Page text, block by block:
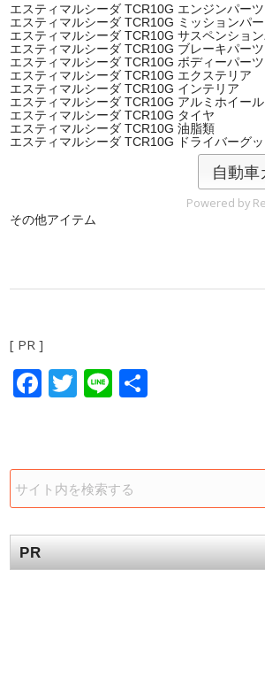
エスティマルシーダ TCR10G エンジンパーツ
エスティマルシーダ TCR10G ミッションパ
エスティマルシーダ TCR10G サスペンショ
エスティマルシーダ TCR10G ブレーキパーツ
エスティマルシーダ TCR10G ボディーパーツ
エスティマルシーダ TCR10G エクステリア
エスティマルシーダ TCR10G インテリア
エスティマルシーダ TCR10G アルミホイール
エスティマルシーダ TCR10G タイヤ
エスティマルシーダ TCR10G 油脂類
エスティマルシーダ TCR10G ドライバーグ
自動車
Powered by
その他アイテム
[ PR ]
Facebook
Twitter
Line
PR